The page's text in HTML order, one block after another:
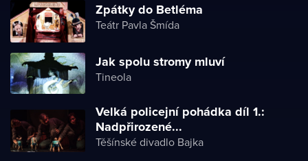
Zpátky do Betléma
Teátr Pavla Šmída
Jak spolu stromy mluví
Tineola
Velká policejní pohádka díl 1.:
Nadpřirozené...
Těšínské divadlo Bajka